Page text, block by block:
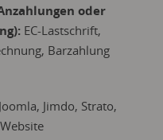
oder
EC-Lastschrift,
Barzahlung
Jimdo, Strato,